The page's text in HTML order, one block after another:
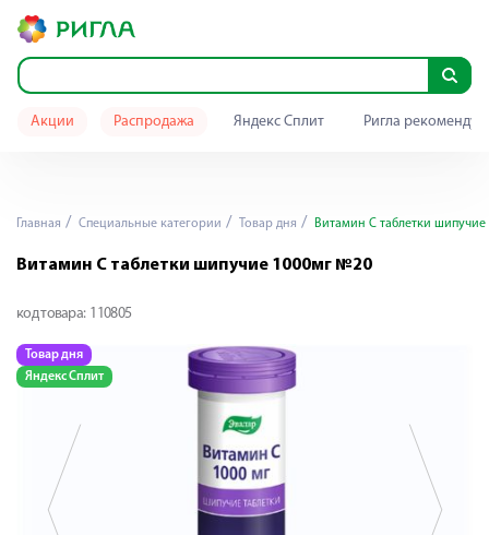
Акции Распродажа Яндекс Сплит Ригла
Главная Специальные категории Товар дня Витамин С таблетки
Витамин С таблетки шипучие 1000мг №20
код товара: 110805
Товар дня
Яндекс Сплит